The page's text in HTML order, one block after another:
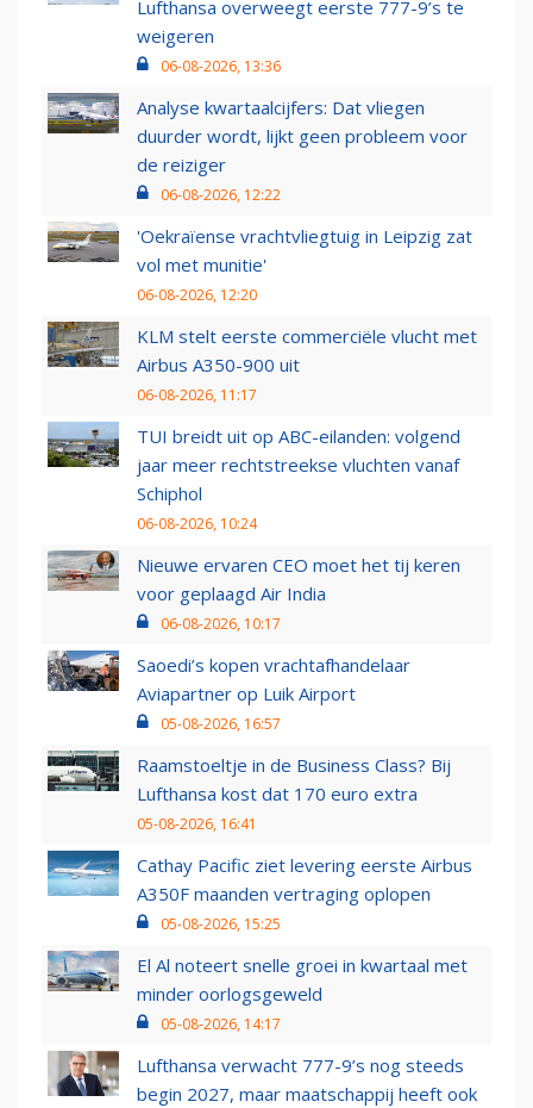
Lufthansa overweegt eerste 777-9’s te
weigeren
06-08-2026, 13:36
Analyse kwartaalcijfers: Dat vliegen
duurder wordt, lijkt geen probleem voor
de reiziger
06-08-2026, 12:22
'Oekraïense vrachtvliegtuig in Leipzig zat
vol met munitie'
06-08-2026, 12:20
KLM stelt eerste commerciële vlucht met
Airbus A350-900 uit
06-08-2026, 11:17
TUI breidt uit op ABC-eilanden: volgend
jaar meer rechtstreekse vluchten vanaf
Schiphol
06-08-2026, 10:24
Nieuwe ervaren CEO moet het tij keren
voor geplaagd Air India
06-08-2026, 10:17
Saoedi’s kopen vrachtafhandelaar
Aviapartner op Luik Airport
05-08-2026, 16:57
Raamstoeltje in de Business Class? Bij
Lufthansa kost dat 170 euro extra
05-08-2026, 16:41
Cathay Pacific ziet levering eerste Airbus
A350F maanden vertraging oplopen
05-08-2026, 15:25
El Al noteert snelle groei in kwartaal met
minder oorlogsgeweld
05-08-2026, 14:17
Lufthansa verwacht 777-9’s nog steeds
begin 2027, maar maatschappij heeft ook